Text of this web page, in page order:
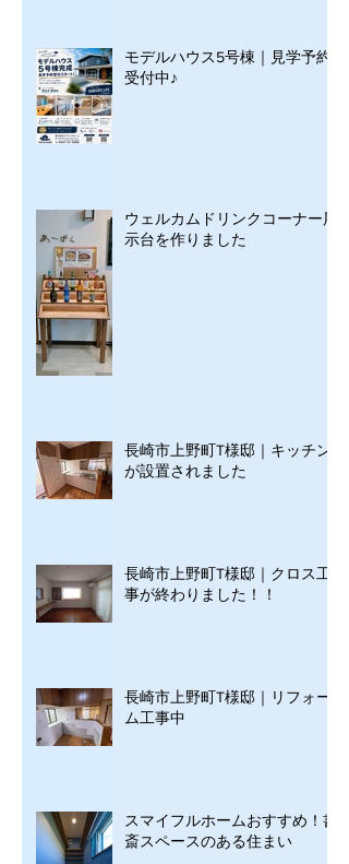
モデルハウス5号棟｜見学予約
受付中♪
ウェルカムドリンクコーナー展
示台を作りました
長崎市上野町T様邸｜キッチン
が設置されました
長崎市上野町T様邸｜クロス工
事が終わりました！！
長崎市上野町T様邸｜リフォー
ム工事中
スマイフルホームおすすめ！書
斎スペースのある住まい